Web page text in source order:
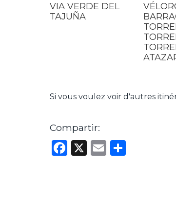
VIA VERDE DEL
TAJUÑA
Si vous voulez voir d'autres
Compartir:
Facebook
X Email